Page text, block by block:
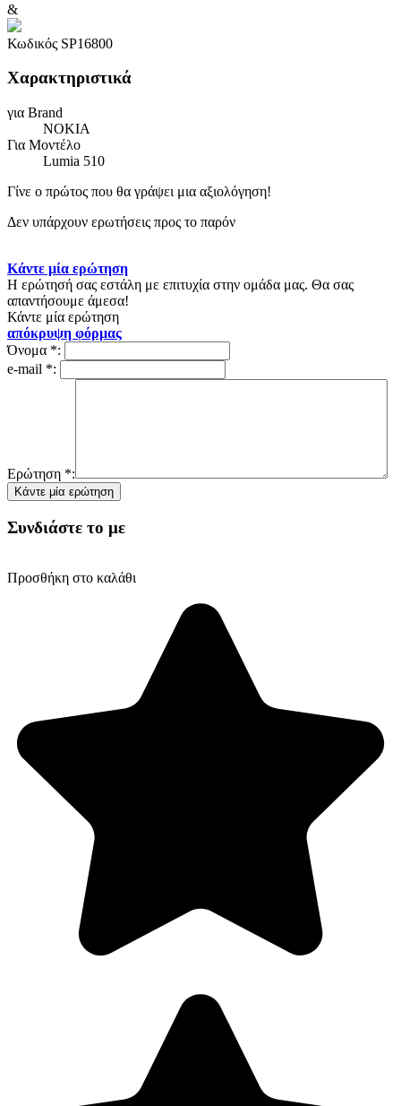
&
Κωδικός SP16800
Χαρακτηριστικά
για Brand
NOKIA
Για Μοντέλο
Lumia 510
Γίνε ο πρώτος που θα γράψει μια αξιολόγηση!
Δεν υπάρχουν ερωτήσεις προς το παρόν
Κάντε μία ερώτηση
Η ερώτησή σας εστάλη με επιτυχία στην ομάδα μας. Θα σας
απαντήσουμε άμεσα!
Κάντε μία ερώτηση
απόκρυψη φόρμας
Όνομα *:
e-mail *:
Ερώτηση *:
Συνδιάστε το με
Προσθήκη στο καλάθι